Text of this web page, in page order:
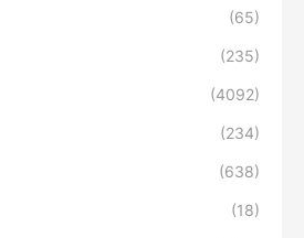
(65)
(235)
(4092)
(234)
(638)
(18)